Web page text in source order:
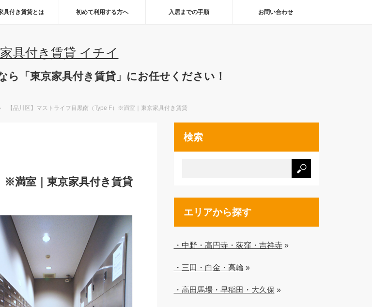
具付き賃貸とは 初めて利用する方へ 入居までの手順 お問い合わせ
具付き賃貸 イチイ
ら「東京家具付き賃貸」にお任せください！
【品川区】マストライフ目黒南（Type F）※満室｜東京家具付き賃貸
※満室｜東京家具付き賃貸
検索
エリアから探す
・中野・高円寺・荻窪・吉祥寺»
・三田・白金・高輪 »
・高田馬場・早稲田・大久保 »